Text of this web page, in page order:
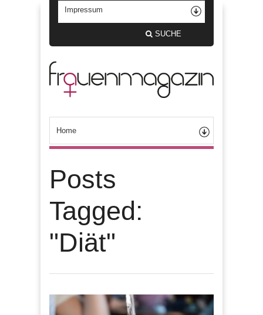
SUCHE
Posts
Tagged:
"Diät"